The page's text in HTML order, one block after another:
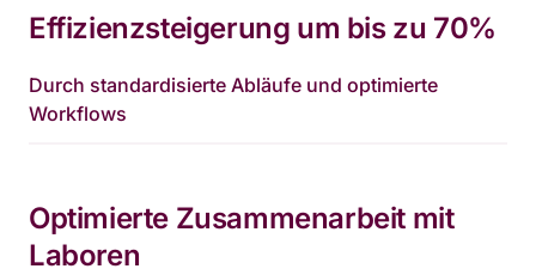
Effizienzsteigerung um bis zu 70%
Durch standardisierte Abläufe und optimierte
Workflows
Optimierte Zusammenarbeit mit
Laboren